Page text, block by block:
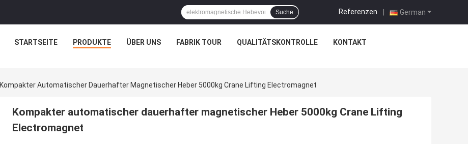
German
Referenzen |
Suche
STARTSEITE PRODUKTE ÜBER UNS FABRIK TOUR QUALITÄTSKONTROLLE KONTAKT
Kompakter Automatischer Dauerhafter Magnetischer Heber 5000kg Crane Lifting Electromagnet
Kompakter automatischer dauerhafter magnetischer Heber 5000kg Crane Lifting
Electromagnet